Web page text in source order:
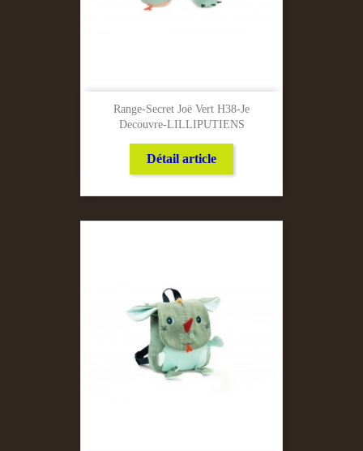
Range-Secret Joë Vert H38-Je
Decouvre-LILLIPUTIENS
Détail article